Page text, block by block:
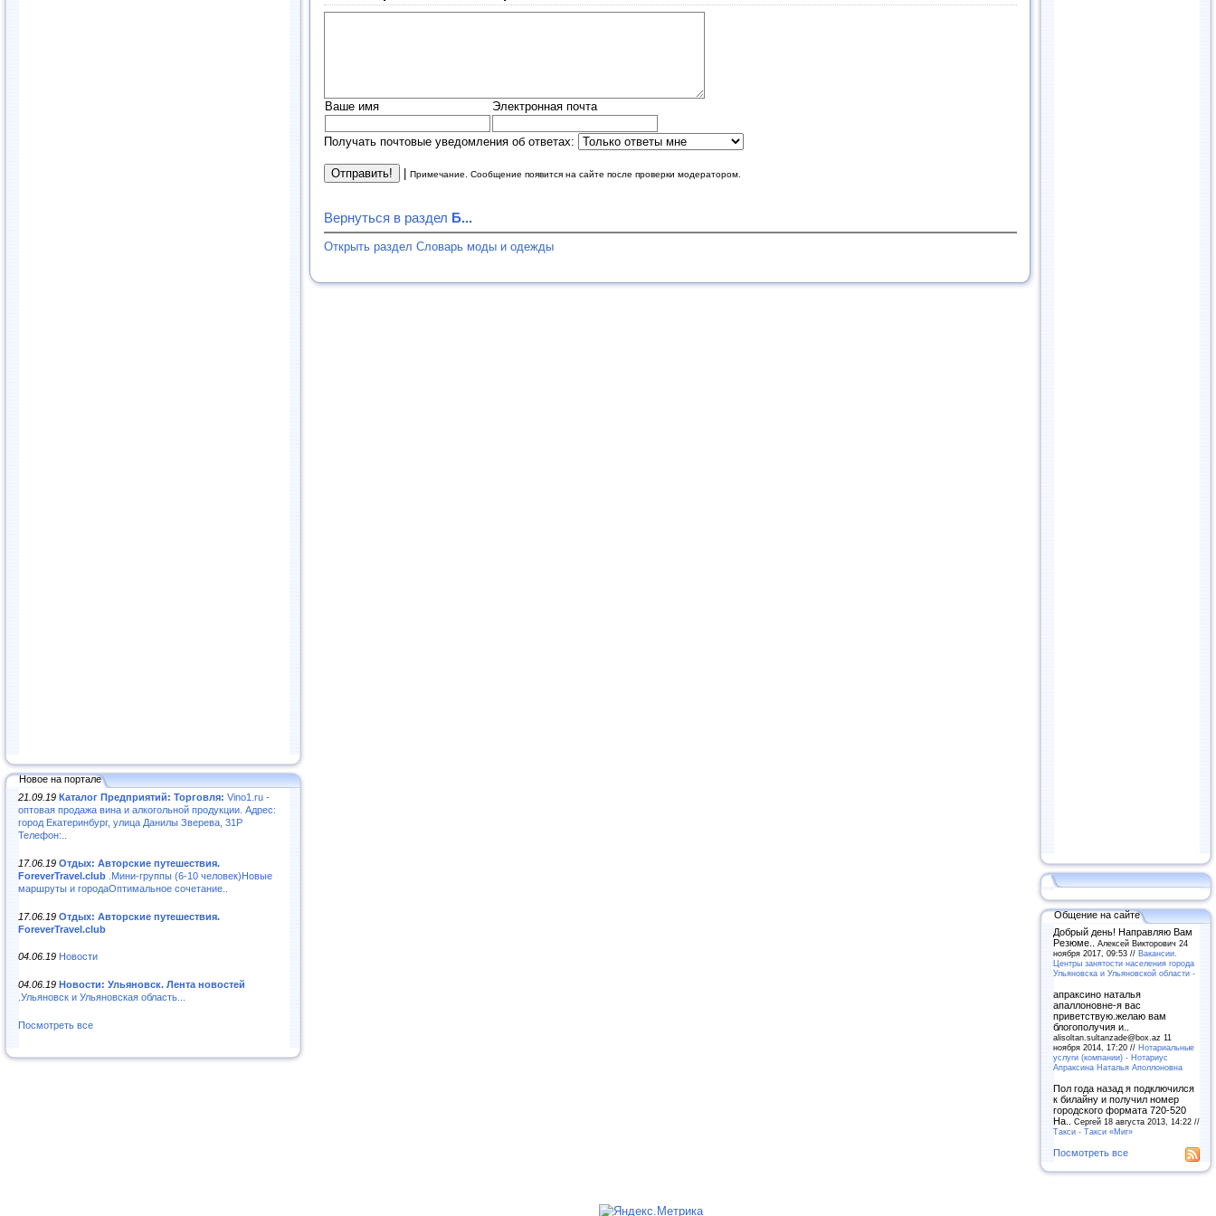
Новое на портале
21.09.19 Каталог Предприятий: Торговля: Vino1.ru -
оптовая продажа вина и алкогольной продукции. Адрес:
город Екатеринбург, улица Данилы Зверева, 31Р
Телефон:..
17.06.19 Отдых: Авторские путешествия.
ForeverTravel.club .Мини-группы (6-10 человек)Новые
маршруты и городаОптимальное сочетание..
17.06.19 Отдых: Авторские путешествия.
ForeverTravel.club
04.06.19 Новости
04.06.19 Новости: Ульяновск. Лента новостей
.Ульяновск и Ульяновская область...
Посмотреть все
Ваше имя Электронная почта
Получать почтовые уведомления об ответах:
Примечание. Сообщение появится на сайте после проверки модератором.
Вернуться в раздел Б...
Открыть раздел Словарь моды и одежды
Общение на сайте
Добрый день! Направляю Вам
Резюме.. Алексей Викторович 24
ноября 2017, 09:53 // Вакансии.
Центры занятости населения города
Ульяновска и Ульяновской области -
апраксино наталья
апаллоновне-я вас
приветствую.желаю вам
блогополучия и..
alisoltan.sultanzade@box.az 11
ноября 2014, 17:20 // Нотариальные
услуги (компании) - Нотариус
Апраксина Наталья Аполлоновна
Пол года назад я подключился
к билайну и получил номер
городского формата 720-520
На.. Сергей 18 августа 2013, 14:22 //
Такси - Такси «Миг»
Посмотреть все